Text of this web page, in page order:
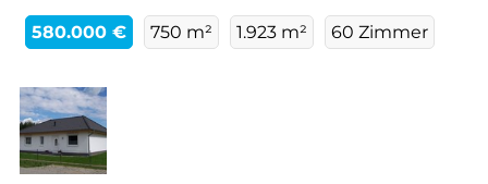
580.000 € 750 m² 1.923 m² 60 Zimmer